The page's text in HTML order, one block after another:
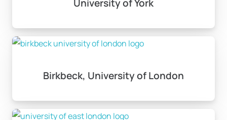
hazırlık programlarının içerikleri, seçtiğiniz lisans
Yaşam Masrafları ve
Bütçeleme
İngiltere’de eğitim alırken dikkat edilmesi gereken bir
University of York
Birkbeck, University of London